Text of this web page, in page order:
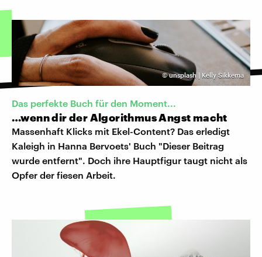
©unsplash | Kelly Sikkema
Das perfekte Buch für den Moment...
…wenn dir der Algorithmus Angst macht
Massenhaft Klicks mit Ekel-Content? Das erledigt
Kaleigh in Hanna Bervoets' Buch "Dieser Beitrag
wurde entfernt". Doch ihre Hauptfigur taugt nicht als
Opfer der fiesen Arbeit.